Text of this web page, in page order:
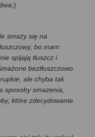
smaży się na
bo mam
spijają tłuszcz i
beztłuszczowo
ale chyba tak
sposoby smażenia,
które zdecydowanie